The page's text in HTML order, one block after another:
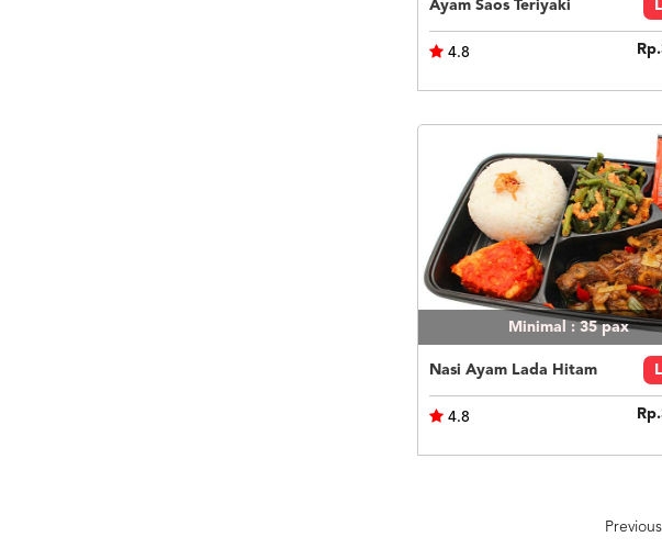
Ayam Saos Teriyaki
4.8
Minimal : 35pax
Nasi Ayam Lada Hitam
4.8
Previous